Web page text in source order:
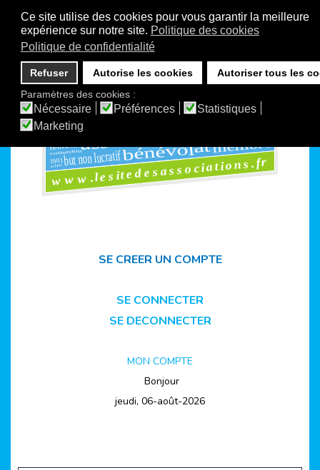
Ce site utilise des cookies pour vous garantir la meilleure
expérience sur notre site. Politique des cookies
Politique de confidentialité
Refuser Autorise les cookies
Autoriser tous les
Paramètres des cookies :
Nécessaire Préférences
Statistiques
Marketing
foru ms
vie associative
but non lucratif
1901
assemblée
site
cotisation bénévo at
l
www.lesitedesassociations.fr
SE CREER UN COMPTE
SE CONNECTER
SE DECONNECTER
MON COMPTE
Bonjour
jeudi, 06-août-2026